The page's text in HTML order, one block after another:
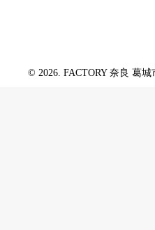
© 2026. FACTORY 奈良 葛